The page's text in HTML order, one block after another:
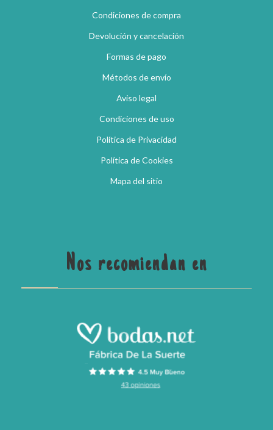
Condiciones de compra
Devolución y cancelación
Formas de pago
Métodos de envío
Aviso legal
Condiciones de uso
Política de Privacidad
Política de Cookies
Mapa del sitio
Nos recomiendan en